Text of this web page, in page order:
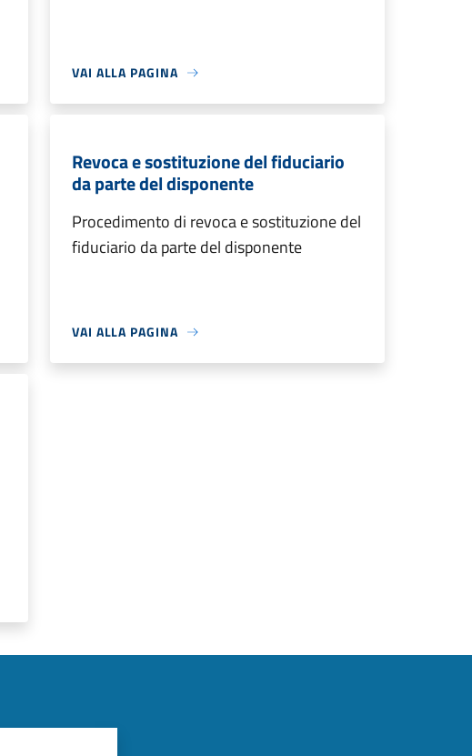
VAI ALLA PAGINA
Revoca e sostituzione del fiduciario
da parte del disponente
Procedimento di revoca e sostituzione del
fiduciario da parte del disponente
VAI ALLA PAGINA